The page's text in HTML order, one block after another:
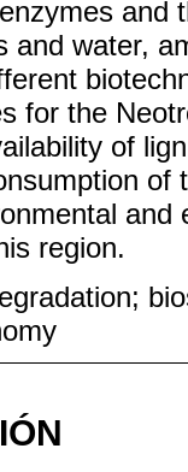
and
and water,
for the
of
of
region.